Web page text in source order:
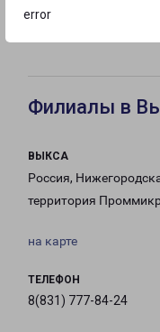
errorс 09:00 до
Филиалы в
ВЫКСА
Россия,
территория
на карте
ТЕЛЕФОН
8(831) 777-84-24